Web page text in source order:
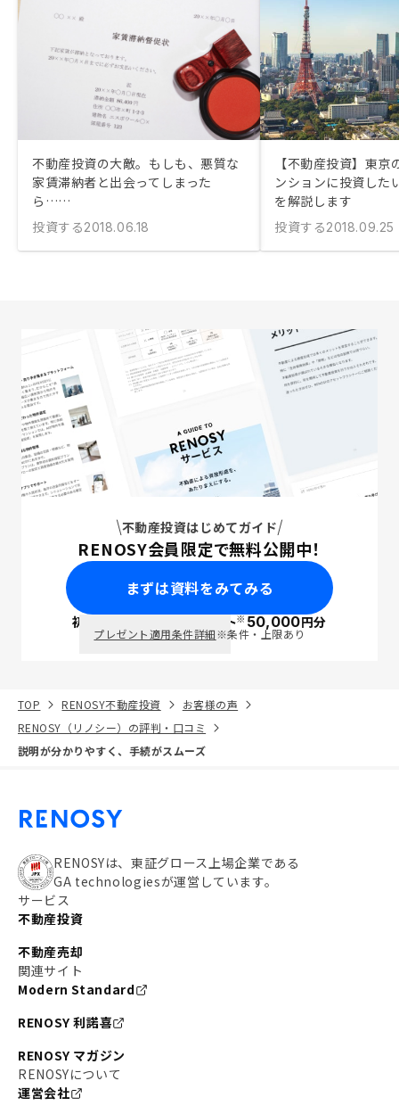
不動産投資の大敵。もしも、悪質な
家賃滞納者と出会ってしまった
ら……
投資する2018.06.18
【不動産投資】東
ンションに投資した
を解説します
投資する2018.09.25
不動産投資はじめてガイド
RENOSY会員限定で無料公開中！
まずは資料をみてみる
初回面談で ポイント※50,000円分
プレゼント適用条件詳細※条件・上限あり
TOP RENOSY不動産投資
お客様の声
RENOSY（リノシー）の評判・口コミ
説明が分かりやすく、手続がスムーズ
RENOSYは、東証グロース上場企業である
GA technologiesが運営しています。
サービス
不動産投資
不動産売却
関連サイト
Modern Standard
RENOSY 利諾喜
RENOSY マガジン
RENOSYについて
運営会社